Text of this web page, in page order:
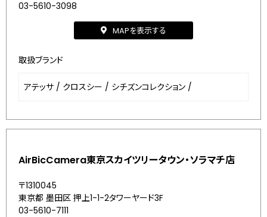
03-5610-3098
MAPを表示する
取扱ブランド
アテッサ / クロスシー / シチズンコレクション /
AirBicCamera東京スカイツリータウン・ソラマチ店
〒1310045
東京都 墨田区 押上1-1-2タワーヤード3F
03-5610-7111